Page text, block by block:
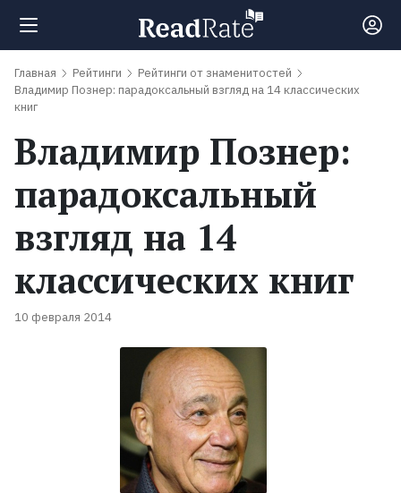
Поиск
Новости
Рейтинги
100
лучших
книг
Главная Рейтинги
Рейтинги от знаменитостей
Владимир Познер: парадоксальный взгляд на 14 классических
книг
Владимир Познер:
парадоксальный
взгляд на 14
классических книг
10 февраля 2014